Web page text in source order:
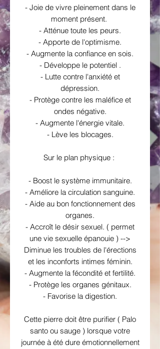
- Joie de vivre pleinement dans le
moment présent.
- Atténue toute les peurs.
- Apporte de l'optimisme.
- Augmente la confiance en sois.
- Développe le potentiel .
- Lutte contre l'anxiété et
dépression.
- Protège contre les maléfice et
ondes négative.
- Augmente l'énergie vitale.
- Lève les blocages.
Sur le plan physique :
- Boost le système immunitaire.
- Améliore la circulation sanguine.
- Aide au bon fonctionnement des
organes.
- Accroît le désir sexuel. ( permet
une vie sexuelle épanouie ) -->
Diminue les troubles de l'érections
et les inconforts intimes féminin.
- Augmente la fécondité et fertilité.
- Protège les organes génitaux.
- Favorise la digestion.
Cette pierre doit être purifier ( Palo
santo ou sauge ) lorsque votre
journée à été dure émotionnellement